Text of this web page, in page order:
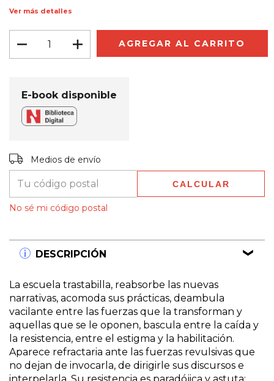
Ver más detalles
E-book disponible
Entregas para el CP:
Medios de envío
CALCULAR
No sé mi código postal
DESCRIPCIÓN
La escuela trastabilla, reabsorbe las nuevas
narrativas, acomoda sus prácticas, deambula
vacilante entre las fuerzas que la transforman y
aquellas que se le oponen, bascula entre la caída y
la resistencia, entre el estigma y la habilitación.
Aparece refractaria ante las fuerzas revulsivas que
no dejan de invocarla, de dirigirle sus discursos e